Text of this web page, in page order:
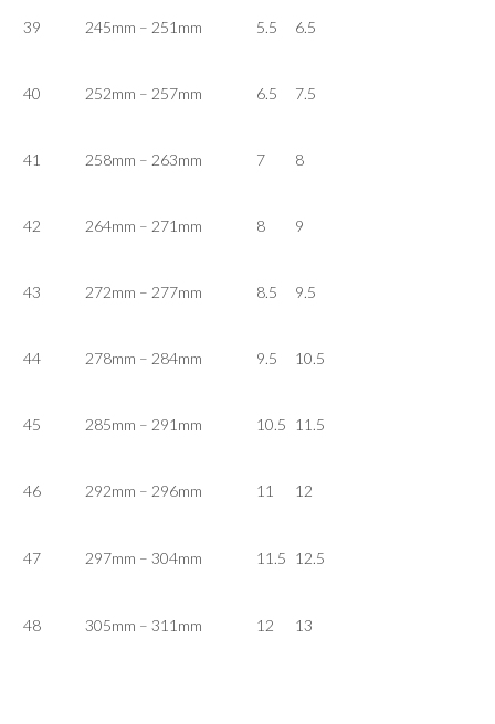
39 245mm – 251mm 5.5 6.5
40 252mm – 257mm 6.5 7.5
41 258mm – 263mm 7 8
42 264mm – 271mm 8 9
43 272mm – 277mm 8.5 9.5
44 278mm – 284mm 9.5 10.5
45 285mm – 291mm 10.5 11.5
46 292mm – 296mm 11 12
47 297mm – 304mm 11.5 12.5
48 305mm – 311mm 12 13